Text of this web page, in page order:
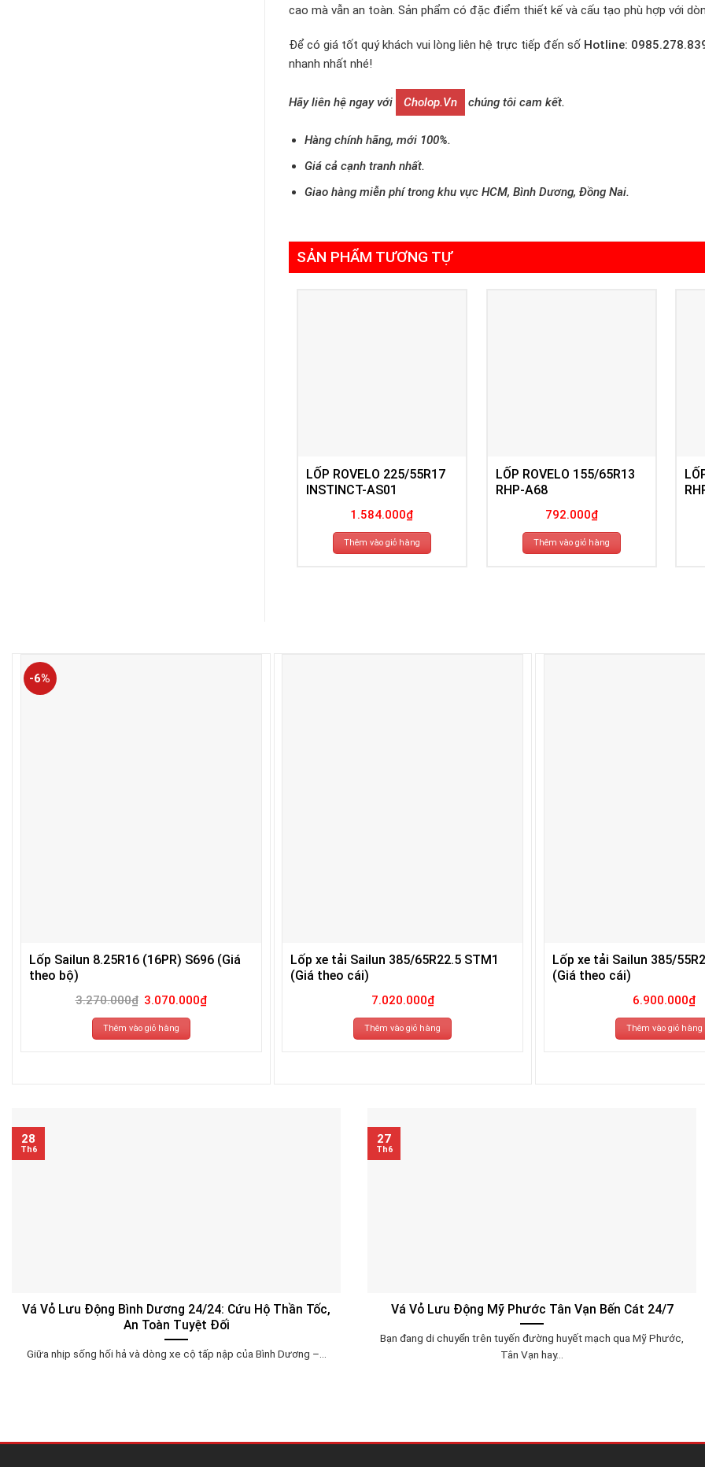
cao mà vẫn an toàn. Sản phẩm có đặc điểm thiết kế và cấu tạo phù hợp với
Để có giá tốt quý khách vui lòng liên hệ trực tiếp đến số Hotline:
nhanh nhất nhé!
Hãy liên hệ ngay với Cholop.vn chúng tôi cam kết.
Hàng chính hãng, mới 100%.
Giá cả cạnh tranh nhất.
Giao hàng miễn phí trong khu vực HCM, Bình Dương, Đồng Nai.
SẢN PHẨM TƯƠNG TỰ
LỐP ROVELO 225/55R17
INSTINCT-AS01
1.584.000₫
Thêm vào giỏ hàng
LỐP ROVELO 155/65R13
RHP-A68
792.000₫
Thêm vào giỏ hàng
-6%
Lốp Sailun 8.25R16 (16PR) S696 (Giá
theo bộ)
3.270.000₫ Giá
gốc
là:
3.270.000₫.
3.070.000₫Giá
Thêm vào giỏ hàng
Lốp xe tải Sailun 385/65R22.5 STM1
(Giá theo cái)
7.020.000₫
Thêm vào giỏ hàng
Lốp xe tải Sailun 385/
(Giá theo cái)
6.900.000₫
Thêm vào giỏ hàng
Vá Vỏ Lưu Động Bình Dương 24/24: Cứu Hộ Thần Tốc,
An Toàn Tuyệt Đối
Giữa nhịp sống hối hả và dòng xe cộ tấp nập của Bình Dương –...
28
Th6
Vá Vỏ Lưu Động Mỹ Phước Tân Vạn Bến Cát 24/7
Bạn đang di chuyển trên tuyến đường huyết mạch qua Mỹ Phước,
Tân Vạn hay...
27
Th6